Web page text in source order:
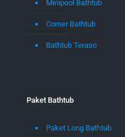
Minipool Bathtub
Corner Bathtub
Bathtub Teraso
Paket Bathtub
Paket Long Bathtub